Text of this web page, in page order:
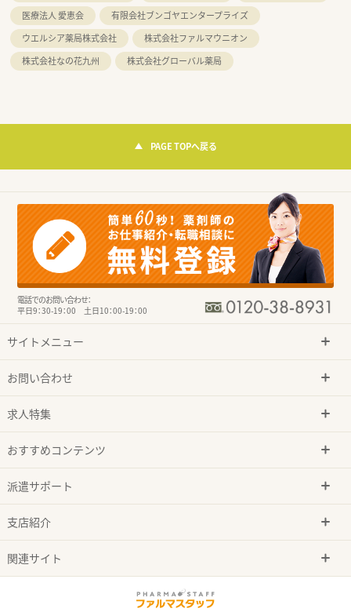
医療法人 愛恵会
有限会社ブンゴヤエンタープライズ
ウエルシア薬局株式会社
株式会社ファルマウニオン
株式会社なの花九州
株式会社グローバル薬局
PAGE TOPへ戻る
電話でのお問い合わせ：
平日9：30-19：00 土日10：00-19：00
サイトメニュー
お問い合わせ
求人特集
おすすめコンテンツ
派遣サポート
支店紹介
関連サイト